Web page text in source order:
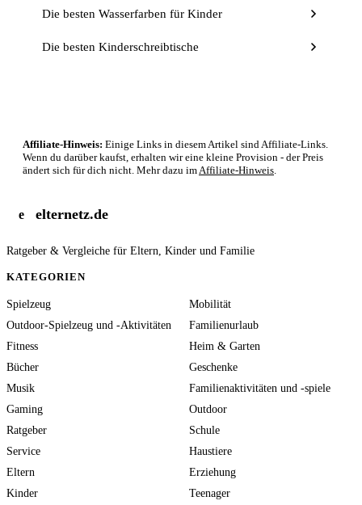
Die besten Wasserfarben für Kinder
Die besten Kinderschreibtische
Affiliate-Hinweis: Einige Links in diesem Artikel sind Affiliate-Links.
Wenn du darüber kaufst, erhalten wir eine kleine Provision - der Preis
ändert sich für dich nicht. Mehr dazu im Affiliate-Hinweis
e elternetz.de
Ratgeber & Vergleiche für Eltern, Kinder und Familie
KATEGORIEN
Spielzeug
Mobilität
Outdoor-Spielzeug und -Aktivitäten
Familienurlaub
Fitness
Heim & Garten
Bücher
Geschenke
Musik
Familienaktivitäten und -spiele
Gaming
Outdoor
Ratgeber
Schule
Service
Haustiere
Eltern
Erziehung
Kinder
Teenager